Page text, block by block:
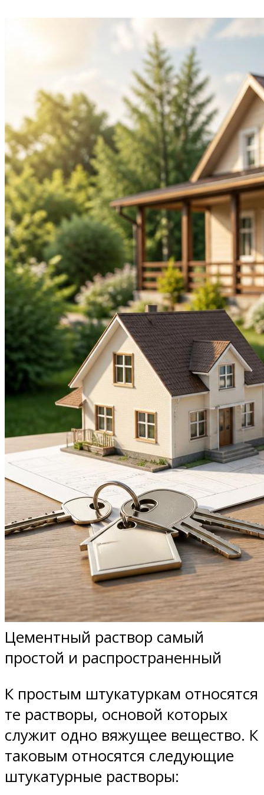
Цементный раствор самый
простой и распространенный
К простым штукатуркам относятся
те растворы, основой которых
служит одно вяжущее вещество. К
таковым относятся следующие
штукатурные растворы: